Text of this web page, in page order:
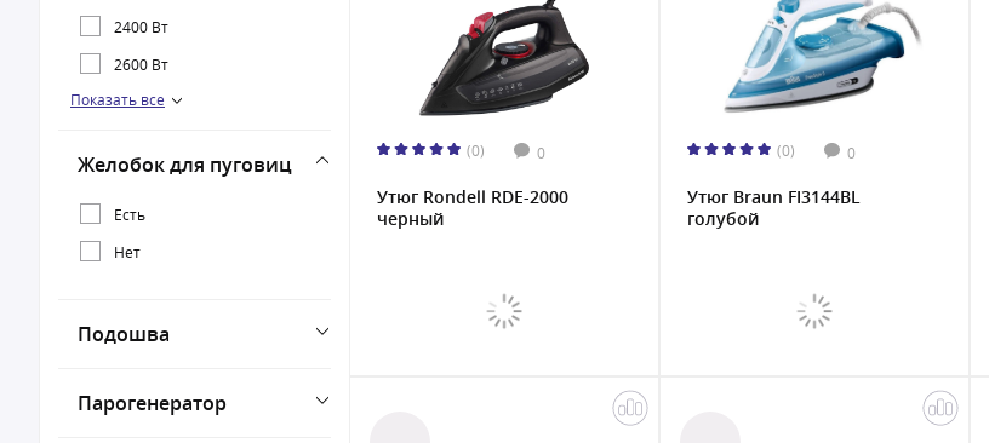
2400 Вт
2600 Вт
2900 Вт
Показать все
Желобок для пуговиц
Есть
Нет
Подошва
Парогенератор
(0) 0
Утюг Rondell RDE-2000
черный
(0) 0
Утюг Braun FI3144BL
голубой